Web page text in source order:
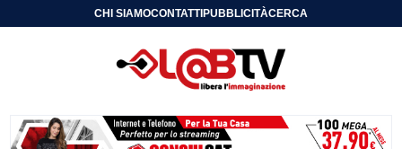
CHI SIAMOCONTATTIPUBBLICITÀCERCA